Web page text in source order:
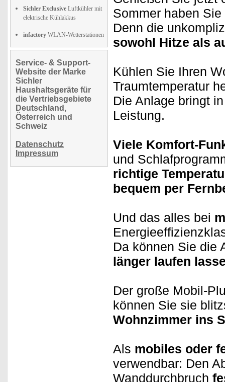
Sichler Exclusive Luftkühler mit
elektrische Kühlakkus
infactory WLAN-Wetterstationen
Service- & Support-
Website der Marke
Sichler
Haushaltsgeräte für
die Vertriebsgebiete
Deutschland,
Österreich und
Schweiz
Datenschutz
Impressum
Sommer haben
Denn die
sowohl Hitze als
Kühlen Sie Ihren
Traumtemperatur
Die Anlage bringt
Leistung.
Viele Komfort-
und
richtige
bequem per
Und das alles bei
Da können Sie die
länger laufen
Der große Mobil-
können Sie sie
Wohnzimmer ins
Als mobiles oder
verwendbar: Den
Wanddurchbruch